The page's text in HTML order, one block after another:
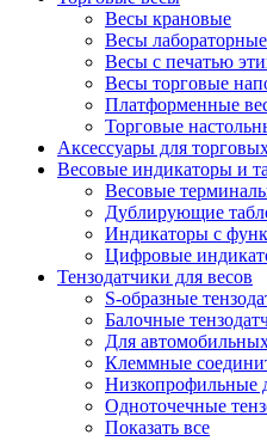
Весы крановые
Весы лабораторные
Весы с печатью
Весы торговые
Платформенные
Торговые
Аксессуары для
Весовые индикаторы и
Весовые
Дублирующие
Индикаторы с
Цифровые
Тензодатчики для весов
S-образные
Балочные
Для
Клеммные
Низкопрофильные
Одноточечные
Показать все